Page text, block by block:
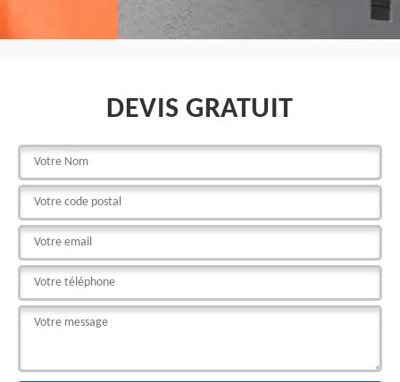
DEVIS GRATUIT